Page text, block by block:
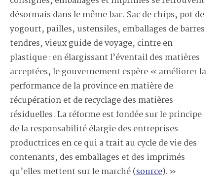
désormais dans le même bac. Sac de chips, pot de
yogourt, pailles, ustensiles, emballages de barres
tendres, vieux guide de voyage, cintre en
plastique : en élargissant l’éventail des matières
acceptées, le gouvernement espère « améliorer la
performance de la province en matière de
récupération et de recyclage des matières
résiduelles. La réforme est fondée sur le principe
de la responsabilité élargie des entreprises
productrices en ce qui a trait au cycle de vie des
contenants, des emballages et des imprimés
qu’elles mettent sur le marché (source). »